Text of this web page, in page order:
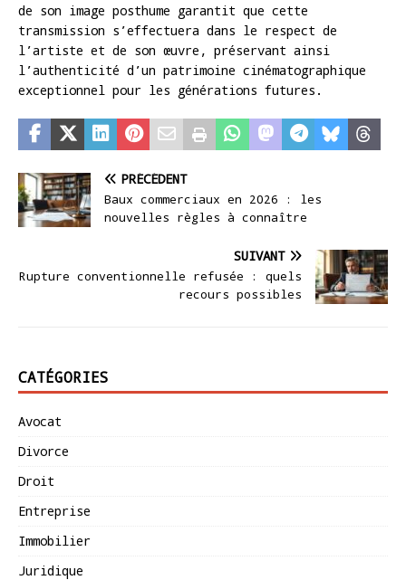
de son image posthume garantit que cette
transmission s’effectuera dans le respect de
l’artiste et de son œuvre, préservant ainsi
l’authenticité d’un patrimoine cinématographique
exceptionnel pour les générations futures.
PRÉCÉDENT
Baux commerciaux en 2026 : les
nouvelles règles à connaître
SUIVANT
Rupture conventionnelle refusée : quels
recours possibles
CATÉGORIES
Avocat
Divorce
Droit
Entreprise
Immobilier
Juridique